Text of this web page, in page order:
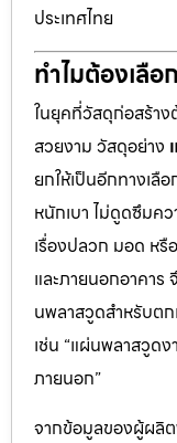
ประเทศไทย
ทำไมต้องเลื
ในยุคที่วัสดุก่อสร้า
สวยงาม วัสดุอย่าง
ยกให้เป็นอีกทางเ
หนักเบา ไม่ดูดซึมค
เรื่องปลวก มอด หรื
และภายนอกอาคาร
นพลาสวูดสำหรับตก
เช่น “แผ่นพลาสวูดง
ภายนอก”
จากข้อมูลของผู้ผลิ